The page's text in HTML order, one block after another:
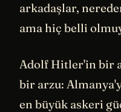
arkadaşlar,
ama hiç belli
Adolf Hitler'in bir
bir arzu:
en büyük askeri